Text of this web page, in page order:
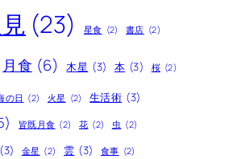
(23) 星食 (2) 書店 (2)
月食 (6) 木星 (3) 本 (3) 桜 (2)
の日 (2) 火星 (2) 生活術 (3)
皆既月食 (2) 花 (2) 虫 (2)
(3) 金星 (2) 雲 (3) 食事 (2)